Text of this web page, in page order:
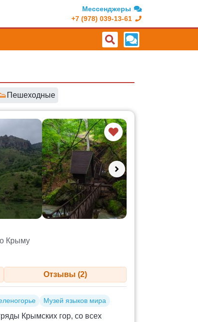
Мессенджеры
+7 (978) 039-13-61
Пешеходные
Крыму
Отзывы (2)
Музей языков мира
Крымских гор, со всех